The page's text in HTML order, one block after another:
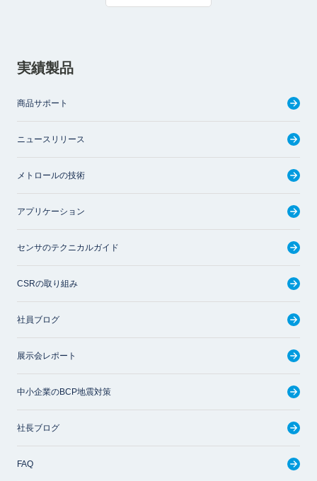
実績製品
商品サポート
ニュースリリース
メトロールの技術
アプリケーション
センサのテクニカルガイド
CSRの取り組み
社員ブログ
展示会レポート
中小企業のBCP地震対策
社長ブログ
FAQ